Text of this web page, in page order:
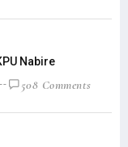
Nabire
508 Comments